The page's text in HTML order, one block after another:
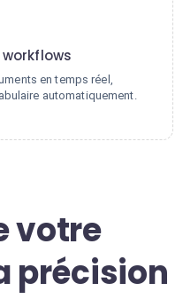
workflows
en temps réel,
automatiquement.
votre
précision